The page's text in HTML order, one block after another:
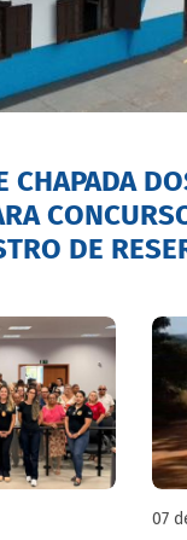
CHAPADA
DE
07